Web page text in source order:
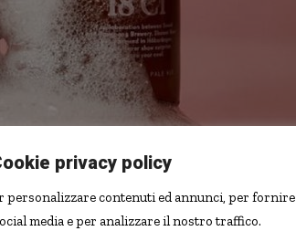
privacy policy
personalizzare contenuti ed annunci, per fornire
media e per analizzare il nostro traffico.